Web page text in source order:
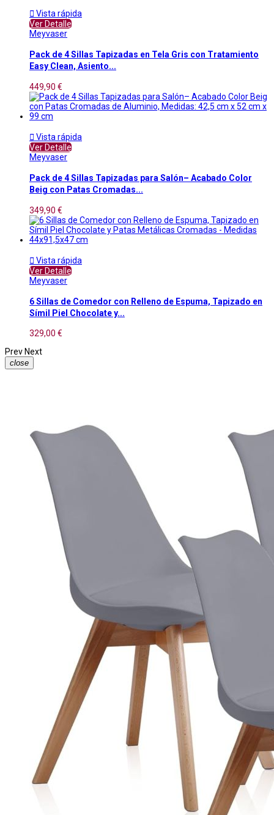
 Vista rápida
Ver Detalle
Meyvaser
Pack de 4 Sillas Tapizadas en Tela Gris con Tratamiento
Easy Clean, Asiento...
449,90 €
 Vista rápida
Ver Detalle
Meyvaser
Pack de 4 Sillas Tapizadas para Salón– Acabado Color
Beig con Patas Cromadas...
349,90 €
 Vista rápida
Ver Detalle
Meyvaser
6 Sillas de Comedor con Relleno de Espuma, Tapizado en
Símil Piel Chocolate y...
329,00 €
Prev Next
close